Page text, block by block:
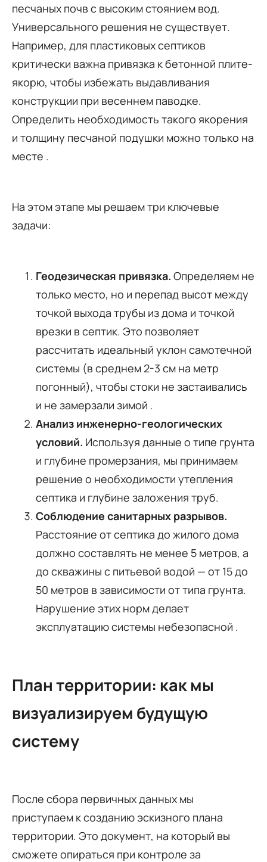
песчаных почв с высоким стоянием вод.
Универсального решения не существует.
Например, для пластиковых септиков
критически важна привязка к бетонной плите-
якорю, чтобы избежать выдавливания
конструкции при весеннем паводке.
Определить необходимость такого якорения
и толщину песчаной подушки можно только на
месте .
На этом этапе мы решаем три ключевые
задачи:
Геодезическая привязка. Определяем не
только место, но и перепад высот между
точкой выхода трубы из дома и точкой
врезки в септик. Это позволяет
рассчитать идеальный уклон самотечной
системы (в среднем 2-3 см на метр
погонный), чтобы стоки не застаивались
и не замерзали зимой .
Анализ инженерно-геологических
условий. Используя данные о типе грунта
и глубине промерзания, мы принимаем
решение о необходимости утепления
септика и глубине заложения труб.
Соблюдение санитарных разрывов.
Расстояние от септика до жилого дома
должно составлять не менее 5 метров, а
до скважины с питьевой водой — от 15 до
50 метров в зависимости от типа грунта.
Нарушение этих норм делает
эксплуатацию системы небезопасной .
План территории: как мы
визуализируем будущую
систему
После сбора первичных данных мы
приступаем к созданию эскизного плана
территории. Это документ, на который вы
сможете опираться при контроле за